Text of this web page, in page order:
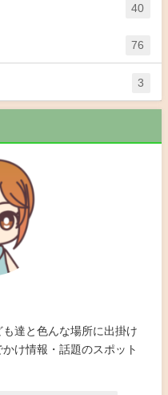
40
76
3
達と色んな場所に出掛け
け情報・話題のスポット